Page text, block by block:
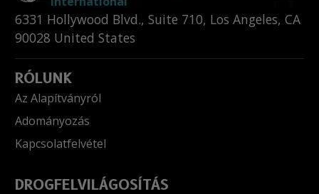
6331 Hollywood Blvd., Suite 710, Los Angeles, CA
90028 United States
RÓLUNK
Az Alapítványról
Adományozás
Kapcsolatfelvétel
DROGFELVILÁGOSÍTÁS